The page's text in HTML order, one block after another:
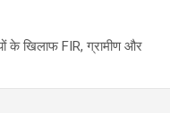
के खिलाफ FIR, ग्रामीण और